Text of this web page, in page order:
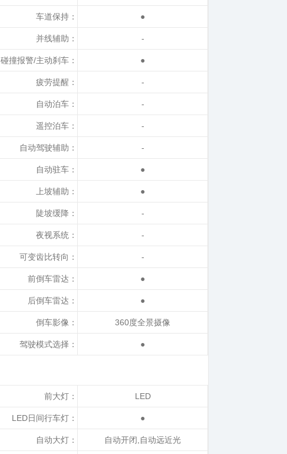
车道保持： ●
并线辅助： -
碰撞报警/主动刹车： ●
疲劳提醒： -
自动泊车： -
遥控泊车： -
自动驾驶辅助： -
自动驻车： ●
上坡辅助： ●
陡坡缓降： -
夜视系统： -
可变齿比转向： -
前倒车雷达： ●
后倒车雷达： ●
倒车影像： 360度全景摄像
驾驶模式选择： ●
前大灯： LED
LED日间行车灯： ●
自动大灯： 自动开闭,自动远近光